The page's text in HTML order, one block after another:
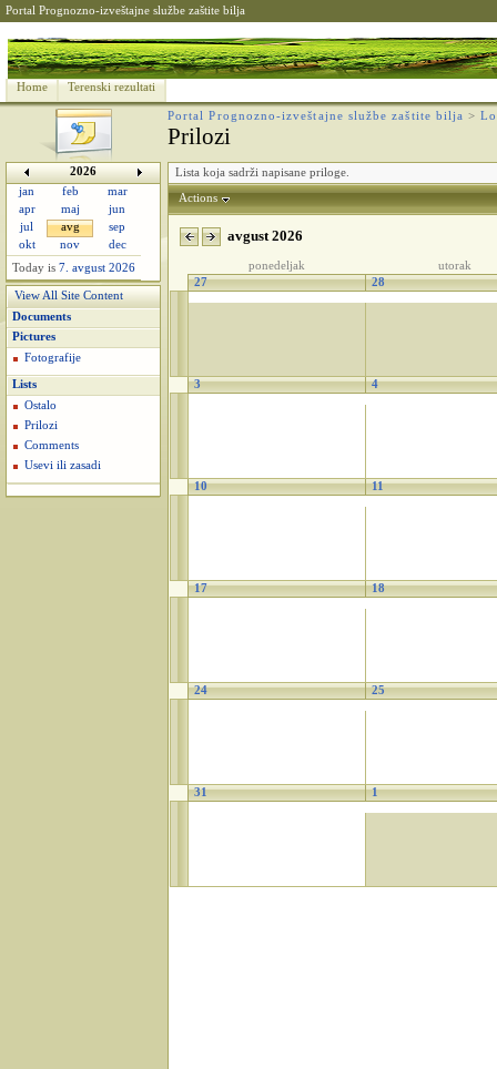
Portal Prognozno-izveštajne službe zaštite bilja
Home Terenski rezultati
Portal Prognozno-izveštajne službe zaštite bilja >
Prilozi
2026
jan
feb
mar
apr
maj
jun
jul
avg
sep
okt
nov
dec
Today is 7. avgust 2026
View All Site Content
Documents
Pictures
Fotografije
Lists
Ostalo
Prilozi
Comments
Usevi ili zasadi
Lista koja sadrži napisane priloge.
Actions
avgust 2026
ponedeljak
utorak
27
28
3 4
10 11
17 18
24 25
31 1